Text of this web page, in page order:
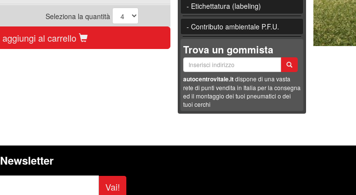
Seleziona la quantità
aggiungi al carrello
- Etichettatura (labeling)
- Contributo ambientale P.F.U.
Trova un gommista
autocentrovitale.itdispone di una vasta
rete di punti vendita in Italia per la consegna
ed il montaggio dei tuoi pneumatici o dei
tuoi cerchi
Newsletter
Vai!